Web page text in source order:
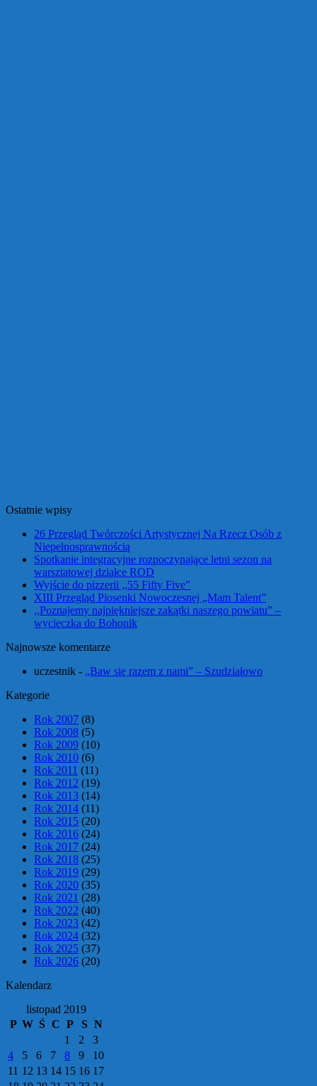
Ostatnie wpisy
26 Przegląd Twórczości Artystycznej Na Rzecz Osób z
Niepełnosprawnością
Spotkanie integracyjne rozpoczynające letni sezon na
warsztatowej działce ROD
Wyjście do pizzerii ,,55 Fifty Five”
XIII Przegląd Piosenki Nowoczesnej „Mam Talent”
,,Poznajemy najpiękniejsze zakątki naszego powiatu” –
wycieczka do Bohonik
Najnowsze komentarze
uczestnik - „Baw się razem z nami” – Szudziałowo
Kategorie
Rok 2007 (8)
Rok 2008 (5)
Rok 2009 (10)
Rok 2010 (6)
Rok 2011 (11)
Rok 2012 (19)
Rok 2013 (14)
Rok 2014 (11)
Rok 2015 (20)
Rok 2016 (24)
Rok 2017 (24)
Rok 2018 (25)
Rok 2019 (29)
Rok 2020 (35)
Rok 2021 (28)
Rok 2022 (40)
Rok 2023 (42)
Rok 2024 (32)
Rok 2025 (37)
Rok 2026 (20)
Kalendarz
listopad 2019
P W Ś C P S N
1
2
3
4
5 6 7 8 9
10
11 12 13 14 15 16 17